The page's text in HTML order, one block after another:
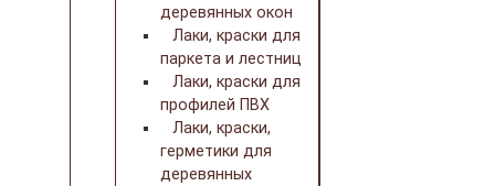
деревянных окон
Лаки, краски для
паркета и лестниц
Лаки, краски для
профилей ПВХ
Лаки, краски,
герметики для
деревянных